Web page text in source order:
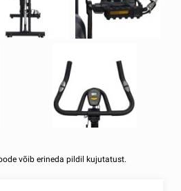
võib erineda pildil kujutatust.